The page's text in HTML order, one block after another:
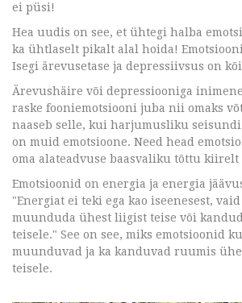
ei püsi!
Hea uudis on see, et ühtegi halba
ka ühtlaselt pikalt alal hoida!
Isegi ärevusetase ja depressiivsus on
Ärevushäire või depressiooniga
raske fooniemotsiooni juba nii omaks
naaseb selle, kui harjumusliku
on muid emotsioone. Need head
oma alateadvuse baasvaliku tõttu kiirelt
Emotsioonid on energia ja energia
"Energiat ei teki ega kao iseenesest,
muunduda ühest liigist teise või
teisele." See on see, miks emotsioonid
muunduvad ja ka kanduvad ruumis
teisele.